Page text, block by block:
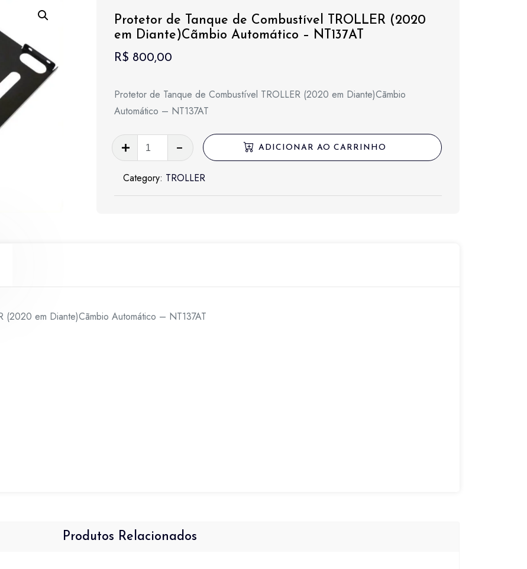
Protetor de Tanque de Combustível TROLLER (2020
em Diante)Cãmbio Automático – NT137AT
R$ 800,00
Protetor de Tanque de Combustível TROLLER (2020 em Diante)Cãmbio
Automático – NT137AT
Protetor
de
Tanque
NT137AT
ADICIONAR AO CARRINHO
Category: TROLLER
(2020 em Diante)Cãmbio Automático – NT137AT
Produtos Relacionados